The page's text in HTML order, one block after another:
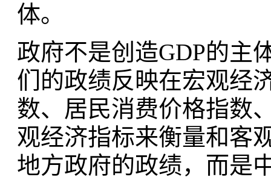
体。
政府不是创造GDP的主
们的政绩反映在宏观经
数、居民消费价格指数
观经济指标来衡量和客
地方政府的政绩，而是